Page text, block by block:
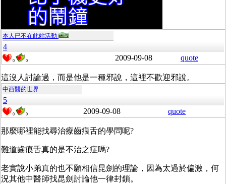
本人已不在此站活動
4
0 0 2009-09-08 quote
這沒人討論過，而是他是一種邪說，這裡不歡迎邪說。
中西醫的世界
5
0 0 2009-09-08 quote
那麼哪裡能找尋治療齒痕舌的學問呢?
難道齒痕舌真的是不治之症嗎?
老實說小弟真的也不願相信昆劍的理論，因為太過於偏激，何
況其他中醫師找昆劍討論他一律封鎖。